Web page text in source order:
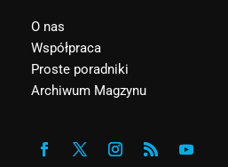
O nas
Współpraca
Proste poradniki
Archiwum Magzynu